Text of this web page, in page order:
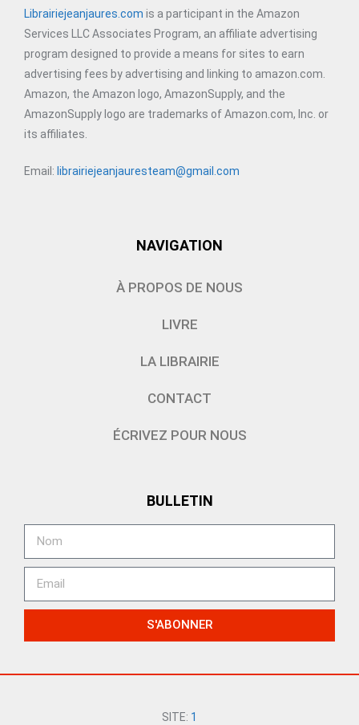
Librairiejeanjaures.com is a participant in the Amazon
Services LLC Associates Program, an affiliate advertising
program designed to provide a means for sites to earn
advertising fees by advertising and linking to amazon.com.
Amazon, the Amazon logo, AmazonSupply, and the
AmazonSupply logo are trademarks of Amazon.com, Inc. or
its affiliates.
Email: librairiejeanjauresteam@gmail.com
NAVIGATION
À PROPOS DE NOUS
LIVRE
LA LIBRAIRIE
CONTACT
ÉCRIVEZ POUR NOUS
BULLETIN
S'ABONNER
SITE: 1